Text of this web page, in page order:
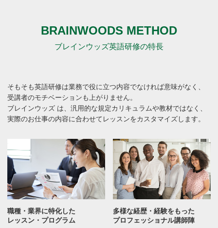
BRAINWOODS METHOD
ブレインウッズ英語研修の特長
そもそも英語研修は業務で役に立つ内容でなければ意味がなく、
受講者のモチベーションも上がりません。
ブレインウッズ は、汎用的な規定カリキュラムや教材ではなく、
実際のお仕事の内容に合わせてレッスンをカスタマイズします。
職種・業界に特化した
レッスン・プログラム
多様な経歴・経験をもった
プロフェッショナル講師陣